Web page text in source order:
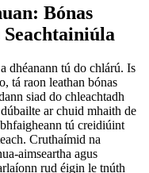
Bónas
dhéanann tú do chlárú. Is
tá raon leathan bónas
siad do chleachtadh
ar chuid mhaith de
tú creidiúint
Cruthaímid na
aimseartha agus
rud éigin le tnúth